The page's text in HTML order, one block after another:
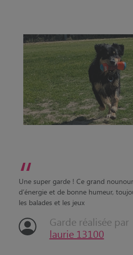
“
Une super garde ! Ce grand
d’énergie et de bonne humeur,
les balades et les jeux
Garde réalisée par
laurie 13100